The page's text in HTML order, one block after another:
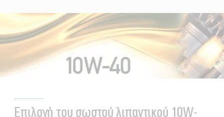
Επιλογή του σωστού λιπαντικού 10W-